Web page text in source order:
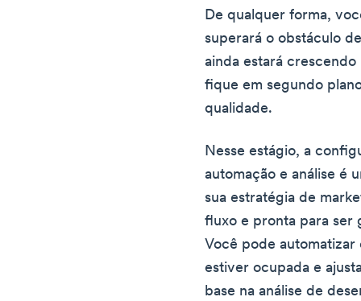
De qualquer forma,
superará o obstáculo
ainda estará crescendo
fique em segundo
qualidade.
Nesse estágio, a
automação e análise é
sua estratégia de
fluxo e pronta para ser
Você pode automatizar
estiver ocupada e
base na análise de